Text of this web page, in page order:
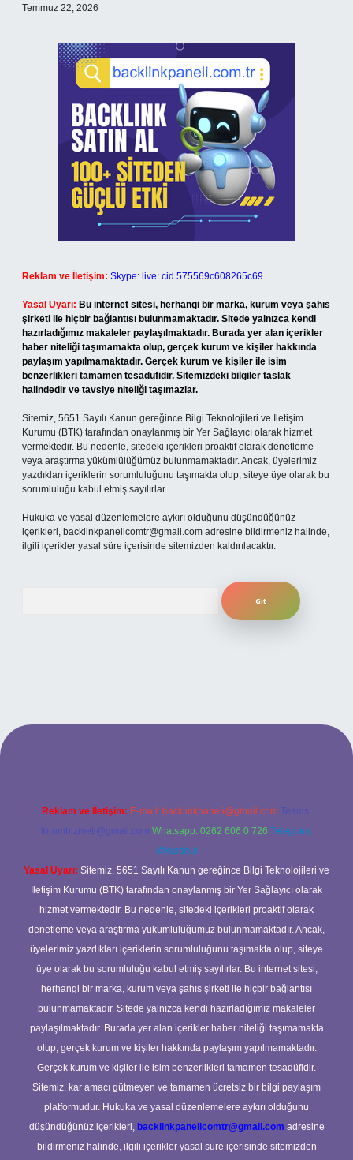
Temmuz 22, 2026
Reklam ve İletişim: Skype: live:.cid.575569c608265c69
Yasal Uyarı: Bu internet sitesi, herhangi bir marka, kurum veya şahıs
şirketi ile hiçbir bağlantısı bulunmamaktadır. Sitede yalnızca kendi
hazırladığımız makaleler paylaşılmaktadır. Burada yer alan içerikler
haber niteliği taşımamakta olup, gerçek kurum ve kişiler hakkında
paylaşım yapılmamaktadır. Gerçek kurum ve kişiler ile isim
benzerlikleri tamamen tesadüfidir. Sitemizdeki bilgiler taslak
halindedir ve tavsiye niteliği taşımazlar.
Sitemiz, 5651 Sayılı Kanun gereğince Bilgi Teknolojileri ve İletişim
Kurumu (BTK) tarafından onaylanmış bir Yer Sağlayıcı olarak hizmet
vermektedir. Bu nedenle, sitedeki içerikleri proaktif olarak denetleme
veya araştırma yükümlülüğümüz bulunmamaktadır. Ancak, üyelerimiz
yazdıkları içeriklerin sorumluluğunu taşımakta olup, siteye üye olarak bu
sorumluluğu kabul etmiş sayılırlar.
Hukuka ve yasal düzenlemelere aykırı olduğunu düşündüğünüz
içerikleri, backlinkpanelicomtr@gmail.com adresine bildirmeniz halinde,
ilgili içerikler yasal süre içerisinde sitemizden kaldırılacaktır.
giriş adresi
Reklam ve İletişim: E-mail: backlinkpaneli@gmail.com Teams:
forumhizmeti@gmail.com Whatsapp: 0262 606 0 726 Telegram:
@karabul
Yasal Uyarı: Sitemiz, 5651 Sayılı Kanun gereğince Bilgi Teknolojileri ve
İletişim Kurumu (BTK) tarafından onaylanmış bir Yer Sağlayıcı olarak
hizmet vermektedir. Bu nedenle, sitedeki içerikleri proaktif olarak
denetleme veya araştırma yükümlülüğümüz bulunmamaktadır. Ancak,
üyelerimiz yazdıkları içeriklerin sorumluluğunu taşımakta olup, siteye
üye olarak bu sorumluluğu kabul etmiş sayılırlar. Bu internet sitesi,
herhangi bir marka, kurum veya şahıs şirketi ile hiçbir bağlantısı
bulunmamaktadır. Sitede yalnızca kendi hazırladığımız makaleler
paylaşılmaktadır. Burada yer alan içerikler haber niteliği taşımamakta
olup, gerçek kurum ve kişiler hakkında paylaşım yapılmamaktadır.
Gerçek kurum ve kişiler ile isim benzerlikleri tamamen tesadüfidir.
Sitemiz, kar amacı gütmeyen ve tamamen ücretsiz bir bilgi paylaşım
platformudur. Hukuka ve yasal düzenlemelere aykırı olduğunu
düşündüğünüz içerikleri, backlinkpanelicomtr@gmail.com adresine
bildirmeniz halinde, ilgili içerikler yasal süre içerisinde sitemizden